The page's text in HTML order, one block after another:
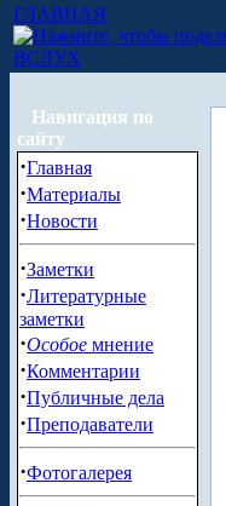
ГЛАВНАЯ
ВСЛУХ
Навигация по
сайту
·Главная
·Материалы
·Новости
·Заметки
·Литературные
заметки
·Особое мнение
·Комментарии
·Публичные дела
·Преподаватели
·Фотогалерея